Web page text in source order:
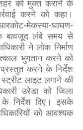
को मुक्त कराने के
करने को कहा।
मेकस्या-घाघण-
के बावजूद लंबे समय से
ने लोक निर्माण
भुगतान करने को
प्रस्तुत करने के निर्देश
लाइट लगाने की
उरेडा को जिला
निर्देश दिए। इसके
को आवश्यक